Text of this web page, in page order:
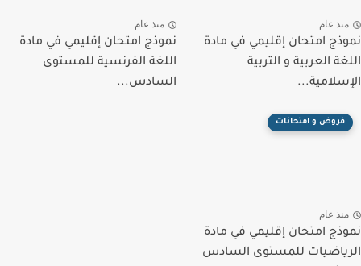
منذ عام
نموذج امتحان إقليمي في مادة
اللغة العربية و التربية
الإسلامية...
منذ عام
نموذج امتحان إقليمي في مادة
اللغة الفرنسية للمستوى
السادس...
فروض و امتحانات
منذ عام
نموذج امتحان إقليمي في مادة
الرياضيات للمستوى السادس